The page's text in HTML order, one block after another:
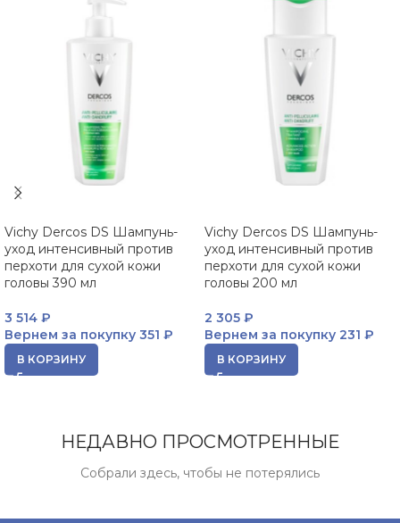
Vichy Dercos DS Шампунь-
уход интенсивный против
перхоти для сухой кожи
головы 390 мл
3 514 ₽
Вернем за покупку 351 ₽
В КОРЗИНУ
Vichy Dercos DS Шампунь-
уход интенсивный против
перхоти для сухой кожи
головы 200 мл
2 305 ₽
Вернем за покупку 231 ₽
В КОРЗИНУ
НЕДАВНО ПРОСМОТРЕННЫЕ
Собрали здесь, чтобы не потерялись